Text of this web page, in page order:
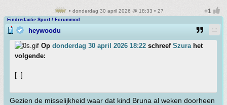
• donderdag 30 april 2026 @ 18:33 • 27
Eindredactie Sport / Forummod
heywoodu
Op donderdag 30 april 2026 18:22 schreef Szurahet
volgende:
[..]
Gezien de misselijkheid waar dat kind Bruna al weken doorheen